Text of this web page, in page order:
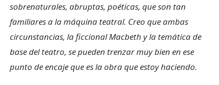
sobrenaturales, abruptas, poéticas, que son tan
familiares a la máquina teatral. Creo que ambas
circunstancias, la ficcional Macbeth y la temática de
base del teatro, se pueden trenzar muy bien en ese
punto de encaje que es la obra que estoy haciendo.